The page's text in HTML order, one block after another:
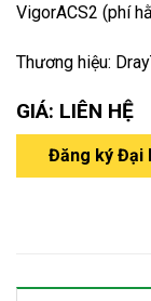
VigorACS2 (phí
Thương hiệu:
GIÁ: LIÊN HỆ
Đăng ký Đại